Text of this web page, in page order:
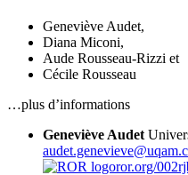
Geneviève Audet,
Diana Miconi,
Aude Rousseau-Rizzi et
Cécile Rousseau
…plus d’informations
Geneviève Audet
ror.org/